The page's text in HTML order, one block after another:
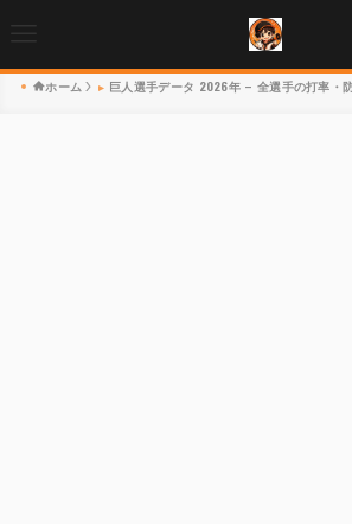
ホーム 巨人選手データ 2026年 – 全選手の打率・